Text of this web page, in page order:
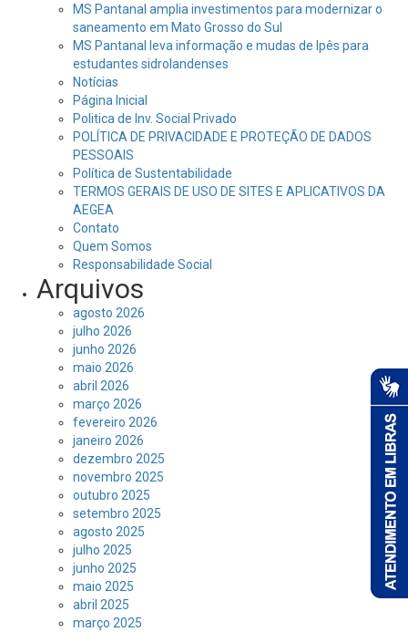
MS Pantanal amplia investimentos para modernizar o
saneamento em Mato Grosso do Sul
MS Pantanal leva informação e mudas de Ipês para
estudantes sidrolandenses
Notícias
Página Inicial
Politica de Inv. Social Privado
POLÍTICA DE PRIVACIDADE E PROTEÇÃO DE DADOS
PESSOAIS
Política de Sustentabilidade
TERMOS GERAIS DE USO DE SITES E APLICATIVOS DA
AEGEA
Contato
Quem Somos
Responsabilidade Social
Arquivos
agosto 2026
julho 2026
junho 2026
maio 2026
abril 2026
março 2026
fevereiro 2026
janeiro 2026
dezembro 2025
novembro 2025
outubro 2025
setembro 2025
agosto 2025
julho 2025
junho 2025
maio 2025
abril 2025
março 2025